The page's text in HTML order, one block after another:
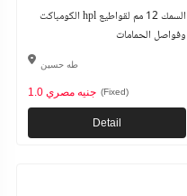
الكومباكت hpl السمك 12 مم لقواطيع
وفواصل الحمامات
طه حسين
1.0 جنيه مصري (Fixed)
Detail